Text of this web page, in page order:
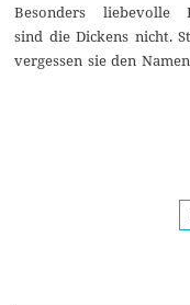
Besonders liebevolle
sind die Dickens nicht.
vergessen sie den